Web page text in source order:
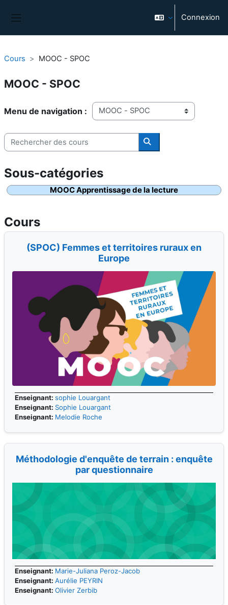
Connexion
Cours MOOC - SPOC
MOOC - SPOC
Catégories de cours
Rechercher des cours
Rechercher des cours
MOOC Apprentissage de la lecture
(SPOC) Femmes et territoires ruraux en
Europe
Enseignant: sophie Louargant
Enseignant: Sophie Louargant
Enseignant: Melodie Roche
Méthodologie d'enquête de terrain : enquête
par questionnaire
Enseignant: Marie-Juliana Peroz-Jacob
Enseignant: Aurélie PEYRIN
Enseignant: Olivier Zerbib